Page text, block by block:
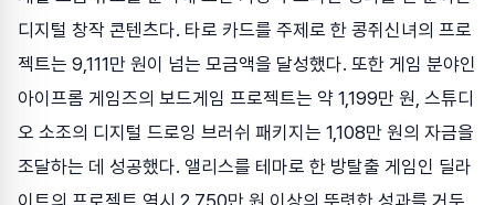
디지털 창작 콘텐츠다. 타로 카드를 주제로 한 콩쥐신녀의 프로
젝트는 9,111만 원이 넘는 모금액을 달성했다. 또한 게임 분야인
아이프롬 게임즈의 보드게임 프로젝트는 약 1,199만 원, 스튜디
오 소조의 디지털 드로잉 브러쉬 패키지는 1,108만 원의 자금을
조달하는 데 성공했다. 앨리스를 테마로 한 방탈출 게임인 딜라
이트의 프로젝트 역시 2,750만 원 이상의 뚜렷한 성과를 거두